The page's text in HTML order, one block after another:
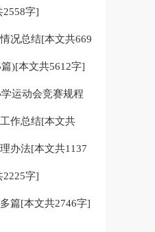
2558字]
况总结[本文共669
)[本文共5612字]
运动会竞赛规程
作总结[本文共
办法[本文共1137
2225字]
篇[本文共2746字]